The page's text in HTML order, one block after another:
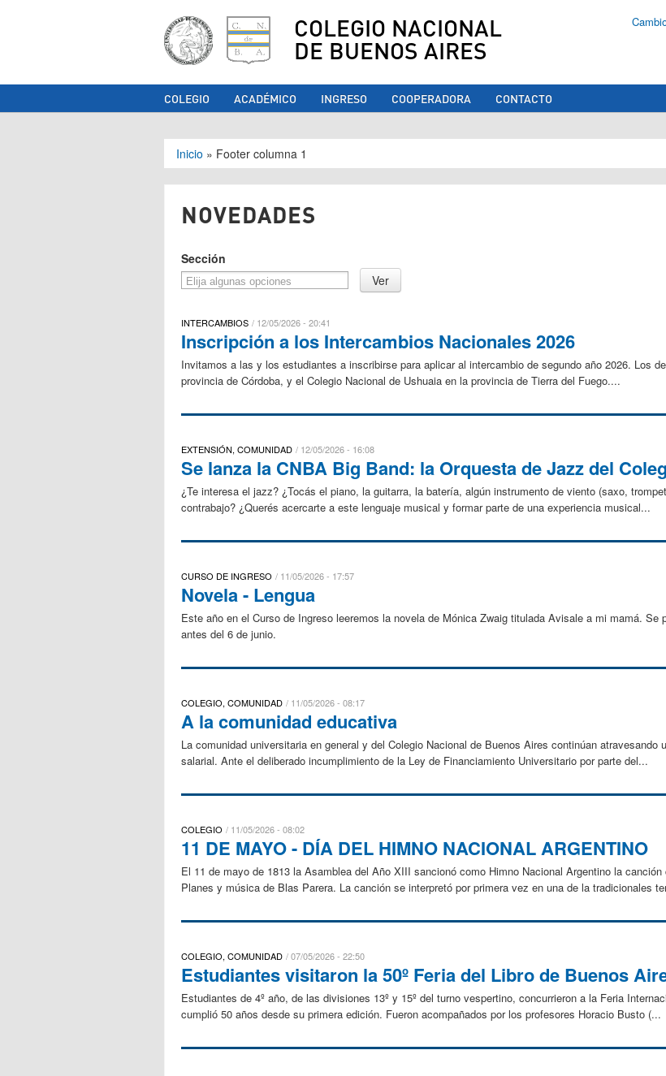
COLEGIO NACIONAL
DE BUENOS AIRES
COLEGIO ACADÉMICO INGRESO COOPERADORA CONTACTO
Se encuentra usted aquí
Inicio » Footer columna 1
NOVEDADES
Sección
INTERCAMBIOS 12/05/2026 - 20:41
Inscripción a los Intercambios Nacionales 2026
Invitamos a las y los estudiantes a inscribirse para aplicar al intercambio de segundo año 2026. Los
provincia de Córdoba, y el Colegio Nacional de Ushuaia en la provincia de Tierra del Fuego....
EXTENSIÓN, COMUNIDAD 12/05/2026 - 16:08
Se lanza la CNBA Big Band: la Orquesta de Jazz del
¿Te interesa el jazz? ¿Tocás el piano, la guitarra, la batería, algún instrumento de viento (saxo,
contrabajo? ¿Querés acercarte a este lenguaje musical y formar parte de una experiencia musical...
CURSO DE INGRESO 11/05/2026 - 17:57
Novela - Lengua
Este año en el Curso de Ingreso leeremos la novela de Mónica Zwaig titulada Avisale a mi mamá.
antes del 6 de junio.
COLEGIO, COMUNIDAD 11/05/2026 - 08:17
A la comunidad educativa
La comunidad universitaria en general y del Colegio Nacional de Buenos Aires continúan
salarial. Ante el deliberado incumplimiento de la Ley de Financiamiento Universitario por parte del...
COLEGIO 11/05/2026 - 08:02
11 DE MAYO - DÍA DEL HIMNO NACIONAL ARGENTINO
El 11 de mayo de 1813 la Asamblea del Año XIII sancionó como Himno Nacional Argentino la
Planes y música de Blas Parera. La canción se interpretó por primera vez en una de la tradicionales
COLEGIO, COMUNIDAD 07/05/2026 - 22:50
Estudiantes visitaron la 50º Feria del Libro de Buenos
Estudiantes de 4º año, de las divisiones 13º y 15º del turno vespertino, concurrieron a la Feria
cumplió 50 años desde su primera edición. Fueron acompañados por los profesores Horacio Busto (...